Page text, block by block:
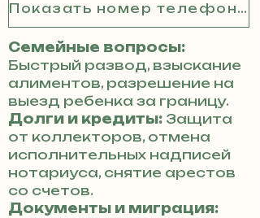
Показать номер телефона
Семейные вопросы:
Быстрый развод, взыскание
алиментов, разрешение на
выезд ребенка за границу.
Долги и кредиты: Защита
от коллекторов, отмена
исполнительных надписей
нотариуса, снятие арестов
со счетов.
Документы и миграция: